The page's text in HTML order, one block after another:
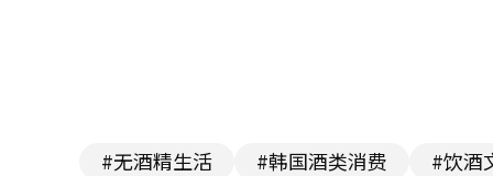
#无酒精生活 #韩国酒类消费 #饮酒